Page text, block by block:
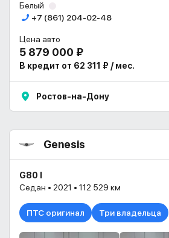
Белый
+7 (861) 204-02-48
Цена авто
5 879 000 ₽
В кредит от 62 311 ₽ / мес.
Ростов-на-Дону
Genesis
G80 I
Седан • 2021 • 112 529 км
ПТС оригинал Три владельца